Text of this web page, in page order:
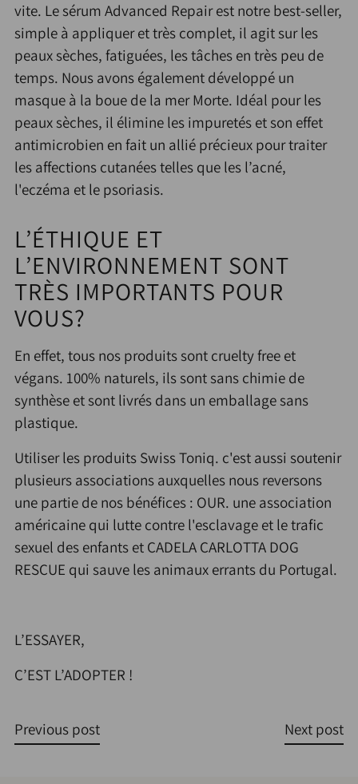
vite. Le sérum Advanced Repair est notre best-seller,
simple à appliquer et très complet, il agit sur les
peaux sèches, fatiguées, les tâches en très peu de
temps. Nous avons également développé un
masque à la boue de la mer Morte. Idéal pour les
peaux sèches, il élimine les impuretés et son effet
antimicrobien en fait un allié précieux pour traiter
les affections cutanées telles que les l’acné,
l'eczéma et le psoriasis.
L’ÉTHIQUE ET
L’ENVIRONNEMENT SONT
TRÈS IMPORTANTS POUR
VOUS?
En effet, tous nos produits sont cruelty free et
végans. 100% naturels, ils sont sans chimie de
synthèse et sont livrés dans un emballage sans
plastique.
Utiliser les produits Swiss Toniq. c'est aussi soutenir
plusieurs associations auxquelles nous reversons
une partie de nos bénéfices : OUR. une association
américaine qui lutte contre l'esclavage et le trafic
sexuel des enfants et CADELA CARLOTTA DOG
RESCUE qui sauve les animaux errants du Portugal.
L’ESSAYER,
C’EST L’ADOPTER !
Previous post Next post